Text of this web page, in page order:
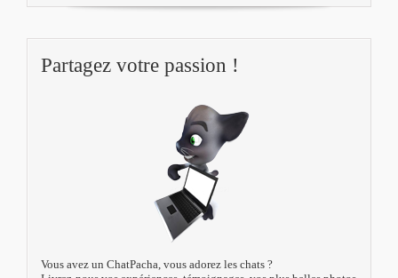
Partagez votre passion !
Vous avez un ChatPacha, vous adorez les chats ?